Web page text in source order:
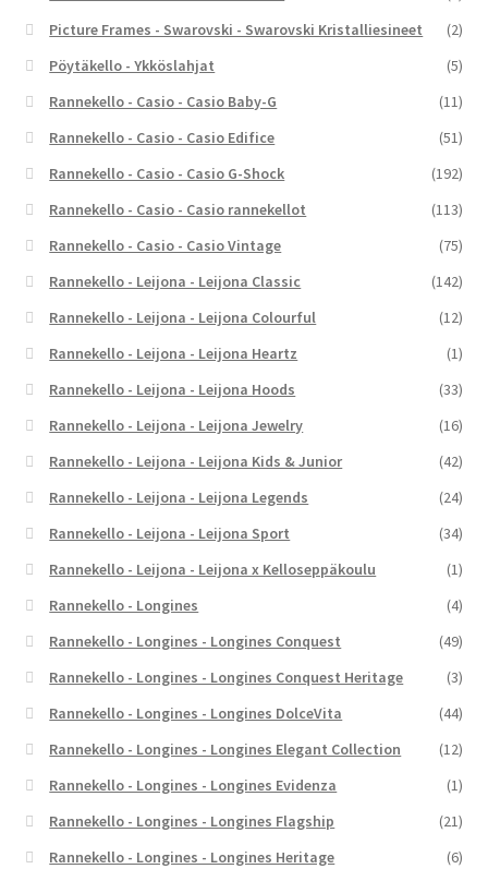
Picture Frames - Swarovski - Swarovski Kristalliesineet
(2)
Pöytäkello - Ykköslahjat
(5)
Rannekello - Casio - Casio Baby-G
(11)
Rannekello - Casio - Casio Edifice
(51)
Rannekello - Casio - Casio G-Shock
(192)
Rannekello - Casio - Casio rannekellot
(113)
Rannekello - Casio - Casio Vintage
(75)
Rannekello - Leijona - Leijona Classic
(142)
Rannekello - Leijona - Leijona Colourful
(12)
Rannekello - Leijona - Leijona Heartz
(1)
Rannekello - Leijona - Leijona Hoods
(33)
Rannekello - Leijona - Leijona Jewelry
(16)
Rannekello - Leijona - Leijona Kids & Junior
(42)
Rannekello - Leijona - Leijona Legends
(24)
Rannekello - Leijona - Leijona Sport
(34)
Rannekello - Leijona - Leijona x Kelloseppäkoulu
(1)
Rannekello - Longines
(4)
Rannekello - Longines - Longines Conquest
(49)
Rannekello - Longines - Longines Conquest Heritage
(3)
Rannekello - Longines - Longines DolceVita
(44)
Rannekello - Longines - Longines Elegant Collection
(12)
Rannekello - Longines - Longines Evidenza
(1)
Rannekello - Longines - Longines Flagship
(21)
Rannekello - Longines - Longines Heritage
(6)